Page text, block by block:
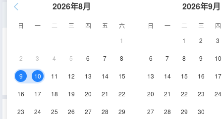
2026年8月
日 一 二 三 四 五
六
1
2 3 4 5 6 7 8
9 10 11 12 13 14 15
16 17 18 19 20 21 22
23 24 25 26 27 28 29
2026年9月
日 一 二 三
四
1
2 3
6 7 8 9 10
13 14 15 16 17
20 21 22 23 24
27 28 29 30
電視機
重要資訊